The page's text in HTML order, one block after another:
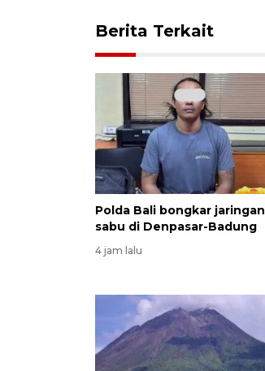
Berita Terkait
Polda Bali bongkar jaringan
sabu di Denpasar-Badung
4 jam lalu